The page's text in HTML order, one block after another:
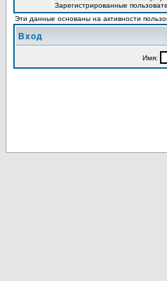
Зарегистрированные
Эти данные основаны на активности
Вход
Имя: